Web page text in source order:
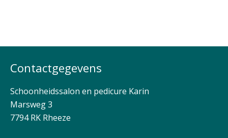
Contactgegevens
Schoonheidssalon en pedicure Karin
Marsweg 3
7794 RK Rheeze